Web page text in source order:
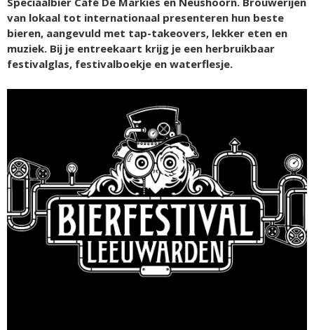
van lokaal tot internationaal presenteren hun beste
bieren, aangevuld met tap-takeovers, lekker eten en
muziek. Bij je entreekaart krijg je een herbruikbaar
festivalglas, festivalboekje en waterflesje.